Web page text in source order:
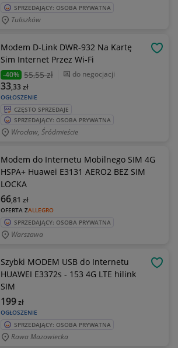
SPRZEDAJĄCY: OSOBA PRYWATNA
Tuliszków
Modem D-Link DWR-932 Na Kartę
Sim Internet Przez Wi-Fi
-40% 55,55 zł do negocjacji
OGŁOSZENIE
33,33zł
CZĘSTO SPRZEDAJE
SPRZEDAJĄCY: OSOBA PRYWATNA
Wrocław, Śródmieście
Modem do Internetu Mobilnego SIM 4G
HSPA+ Huawei E3131 AERO2 BEZ SIM
LOCKA
OFERTA ZALLEGRO
66,81 zł
SPRZEDAJĄCY: OSOBA PRYWATNA
Warszawa
Szybki MODEM USB do Internetu
HUAWEI E3372s - 153 4G LTE hilink
SIM
OGŁOSZENIE
199zł
SPRZEDAJĄCY: OSOBA PRYWATNA
Rawa Mazowiecka